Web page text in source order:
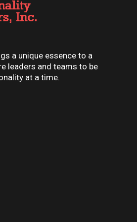
a unique essence to a
leaders and teams to be
at a time.